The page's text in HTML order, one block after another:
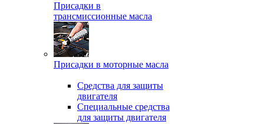
Присадки в
трансмиссионные масла
Присадки в моторные масла
Средства для защиты
двигателя
Специальныe средства
для защиты двигателя